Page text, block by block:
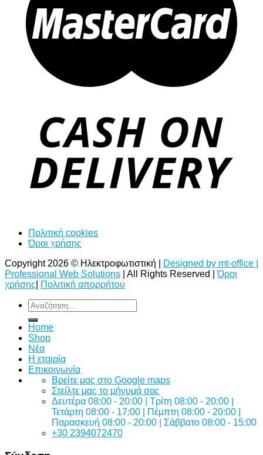
Πολιτική cookies
Όροι χρήσης
Copyright 2026 © Ηλεκτροφωτιστική |
Designed by mt-office |
Professional Web Solutions | All Rights Reserved |Όροι
χρήσης
Πολιτική απορρήτου
Αναζήτηση
για:
Home
Shop
Νέα
Η εταιρία
Επικοινωνία
Bρείτε μας στο Google maps
Στείλτε μας το μήνυμά σας
Δευτέρα 08:00 - 20:00 | Τρίτη 08:00 - 20:00 |
Τετάρτη 08:00 - 17:00 | Πέμπτη 08:00 - 20:00 |
Παρασκευή 08:00 - 20:00 | Σάββατο 08:00 - 15:00
+30 2394072470